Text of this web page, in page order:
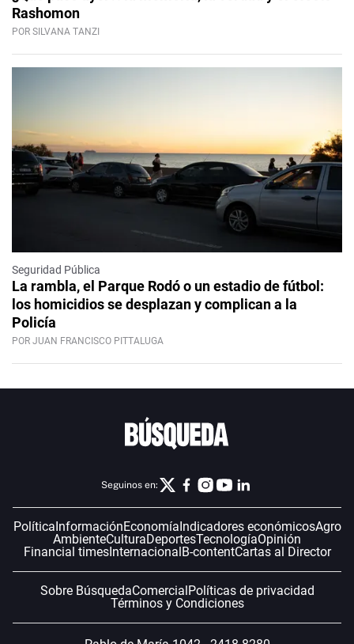
Rashomon
POR SILVANA TANZI
Seguridad Pública
La rambla, el Parque Rodó o un estadio de fútbol:
los homicidios se desplazan y complican a la
Policía
POR JUAN FRANCISCO PITTALUGA
Seguinos en:
Política InformaciónEconomía Indicadores económicosAgro
AmbienteCulturaDeportesTecnologíaOpinión
Financial timesInternacional B-contentCartas al Director
Sobre BúsquedaComercial Políticas de privacidad
Términos y Condiciones